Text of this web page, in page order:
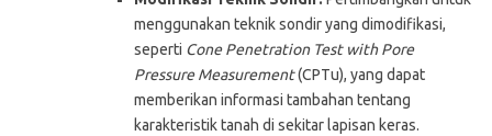
menggunakan teknik sondir yang dimodifikasi,
seperti Cone Penetration Test with Pore
Pressure Measurement(CPTu), yang dapat
memberikan informasi tambahan tentang
karakteristik tanah di sekitar lapisan keras.